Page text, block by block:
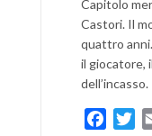
Capitolo
Castori. Il
quattro
il giocatore,
dell’incasso.